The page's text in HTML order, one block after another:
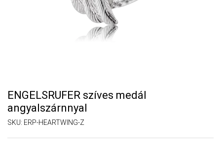
ENGELSRUFER szíves medál
angyalszárnnyal
SKU: ERP-HEARTWING-Z